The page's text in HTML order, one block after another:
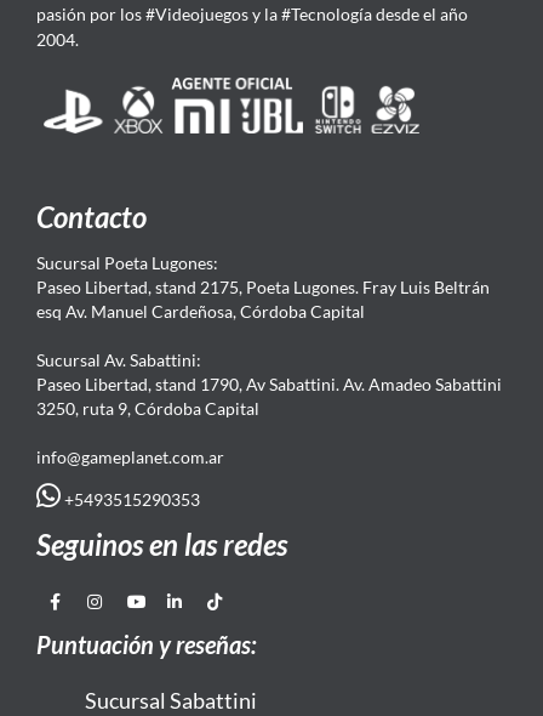
pasión por los #Videojuegos y la #Tecnología desde el año
2004.
Contacto
Sucursal Poeta Lugones:
Paseo Libertad, stand 2175, Poeta Lugones. Fray Luis Beltrán
esq Av. Manuel Cardeñosa, Córdoba Capital
Sucursal Av. Sabattini:
Paseo Libertad, stand 1790, Av Sabattini. Av. Amadeo Sabattini
3250, ruta 9, Córdoba Capital
info@gameplanet.com.ar
+5493515290353
Seguinos en las redes
Puntuación y reseñas:
Sucursal Sabattini